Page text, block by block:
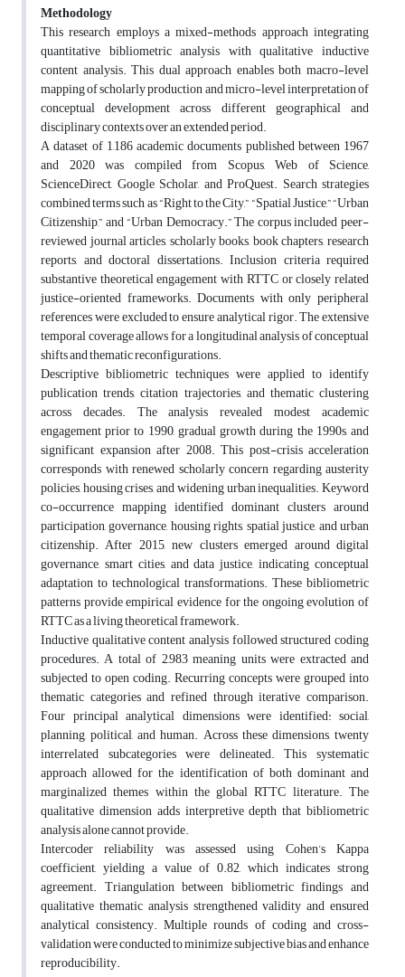
Methodology
This research employs a mixed-methods approach integrating
quantitative bibliometric analysis with qualitative inductive
content analysis. This dual approach enables both macro-level
mapping of scholarly production and micro-level interpretation of
conceptual development across different geographical and
disciplinary contexts over an extended period.
A dataset of 1,186 academic documents published between 1967
and 2020 was compiled from Scopus, Web of Science,
ScienceDirect, Google Scholar, and ProQuest. Search strategies
combined terms such as “Right to the City,” “Spatial Justice,” “Urban
Citizenship,” and “Urban Democracy.” The corpus included peer-
reviewed journal articles, scholarly books, book chapters, research
reports, and doctoral dissertations. Inclusion criteria required
substantive theoretical engagement with RTTC or closely related
justice-oriented frameworks. Documents with only peripheral
references were excluded to ensure analytical rigor. The extensive
temporal coverage allows for a longitudinal analysis of conceptual
shifts and thematic reconfigurations.
Descriptive bibliometric techniques were applied to identify
publication trends, citation trajectories, and thematic clustering
across decades. The analysis revealed modest academic
engagement prior to 1990, gradual growth during the 1990s, and
significant expansion after 2008. This post-crisis acceleration
corresponds with renewed scholarly concern regarding austerity
policies, housing crises, and widening urban inequalities. Keyword
co-occurrence mapping identified dominant clusters around
participation, governance, housing rights, spatial justice, and urban
citizenship. After 2015, new clusters emerged around digital
governance, smart cities, and data justice, indicating conceptual
adaptation to technological transformations. These bibliometric
patterns provide empirical evidence for the ongoing evolution of
RTTC as a living theoretical framework.
Inductive qualitative content analysis followed structured coding
procedures. A total of 2,983 meaning units were extracted and
subjected to open coding. Recurring concepts were grouped into
thematic categories and refined through iterative comparison.
Four principal analytical dimensions were identified: social,
planning, political, and human. Across these dimensions, twenty
interrelated subcategories were delineated. This systematic
approach allowed for the identification of both dominant and
marginalized themes within the global RTTC literature. The
qualitative dimension adds interpretive depth that bibliometric
analysis alone cannot provide.
Intercoder reliability was assessed using Cohen’s Kappa
coefficient, yielding a value of 0.82, which indicates strong
agreement. Triangulation between bibliometric findings and
qualitative thematic analysis strengthened validity and ensured
analytical consistency. Multiple rounds of coding and cross-
validation were conducted to minimize subjective bias and enhance
reproducibility.